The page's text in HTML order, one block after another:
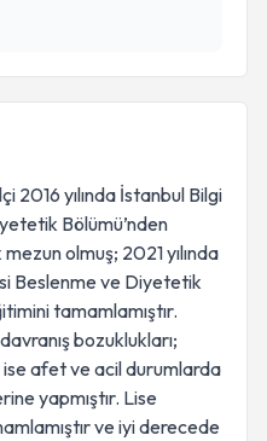
2016 yılında İstanbul Bilgi
Bölümü’nden
olmuş; 2021 yılında
Beslenme ve Diyetetik
tamamlamıştır.
bozuklukları;
ise afet ve acil durumlarda
yapmıştır. Lise
ve iyi derecede